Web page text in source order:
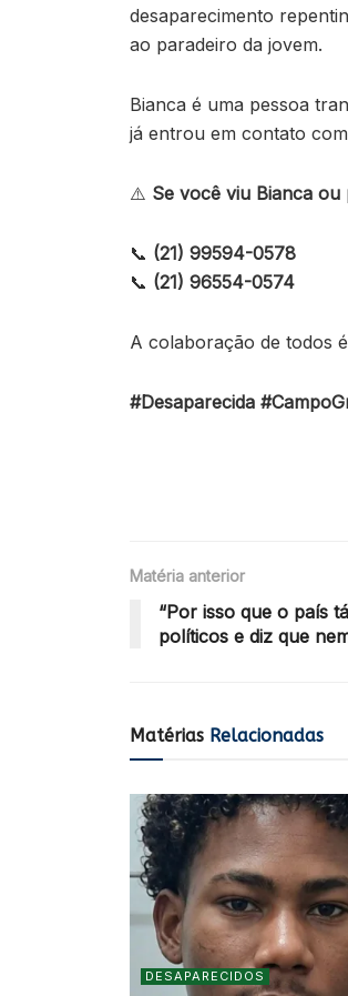
desaparecimento
ao paradeiro da jovem.
Bianca é uma pessoa
já entrou em contato
⚠️ Se você viu Bianca
📞 (21) 99594-0578
📞 (21) 96554-0574
A colaboração de todos
#Desaparecida
Matéria anterior
“Por isso que o país
políticos e diz que
Matérias Relacionadas
DESAPARECIDOS